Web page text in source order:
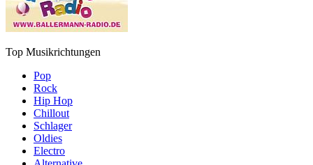
Top Musikrichtungen
Pop
Rock
Hip Hop
Chillout
Schlager
Oldies
Electro